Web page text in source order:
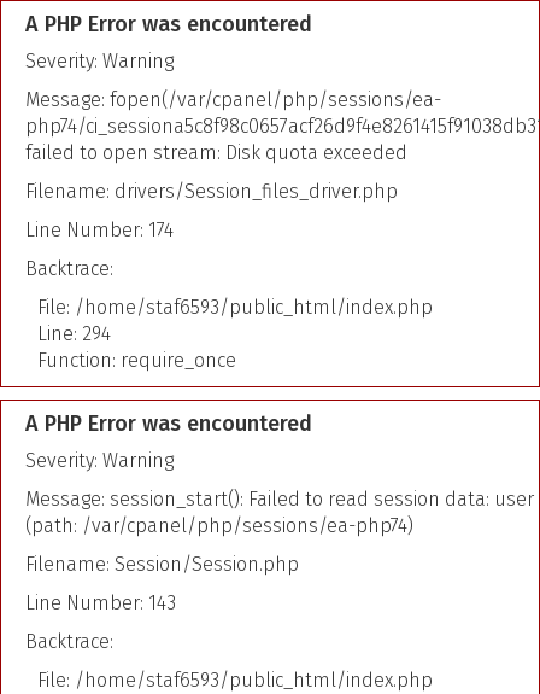
A PHP Error was encountered
Severity: Warning
Message: fopen(/var/cpanel/php/sessions/ea-
php74/
failed to open stream: Disk quota exceeded
Filename: drivers/Session_files_driver.php
Line Number: 174
Backtrace:
File: /home/staf6593/public_html/index.php
Line: 294
Function: require_once
A PHP Error was encountered
Severity: Warning
Message: session_start(): Failed to read session data: user
(path: /var/cpanel/php/sessions/ea-php74)
Filename: Session/Session.php
Line Number: 143
Backtrace:
File: /home/staf6593/public_html/index.php